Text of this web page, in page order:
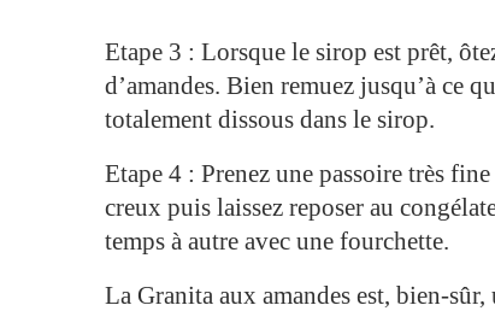
Etape 3 : Lorsque le sirop est prêt,
d’amandes. Bien remuez jusqu’à ce
totalement dissous dans le sirop.
Etape 4 : Prenez une passoire très
creux puis laissez reposer au
temps à autre avec une fourchette.
La Granita aux amandes est, bien-